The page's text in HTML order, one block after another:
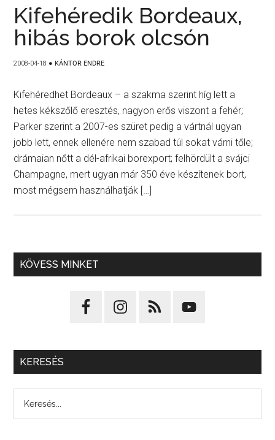
Kifehéredik Bordeaux,
hibás borok olcsón
2008-04-18 ● KÁNTOR ENDRE
Kifehéredhet Bordeaux – a szakma szerint híg lett a
hetes kékszőlő eresztés, nagyon erős viszont a fehér;
Parker szerint a 2007-es szüret pedig a vártnál ugyan
jobb lett, ennek ellenére nem szabad túl sokat várni tőle;
drámaian nőtt a dél-afrikai borexport; felhördült a svájci
Champagne, mert ugyan már 350 éve készítenek bort,
most mégsem használhatják […]
KÖVESS MINKET
KERESÉS